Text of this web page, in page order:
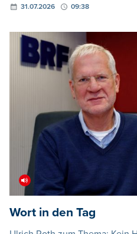
31.07.2026 09:38
Wort in den Tag